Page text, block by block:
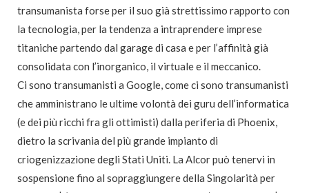
transumanista forse per il suo già strettissimo rapporto con
la tecnologia, per la tendenza a intraprendere imprese
titaniche partendo dal garage di casa e per l’affinità già
consolidata con l’inorganico, il virtuale e il meccanico.
Ci sono transumanisti a Google, come ci sono transumanisti
che amministrano le ultime volontà dei guru dell’informatica
(e dei più ricchi fra gli ottimisti) dalla periferia di Phoenix,
dietro la scrivania del più grande impianto di
criogenizzazione degli Stati Uniti. La Alcor può tenervi in
sospensione fino al sopraggiungere della Singolarità per